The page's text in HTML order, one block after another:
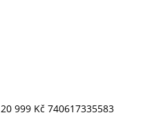
20 999 Kč 740617335583